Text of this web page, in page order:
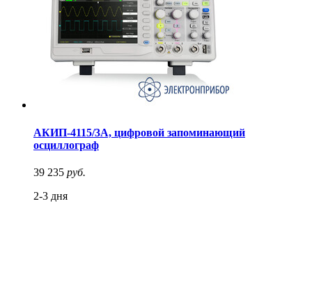
АКИП-4115/3А, цифровой запоминающий
осциллограф
39 235 руб.
2-3 дня